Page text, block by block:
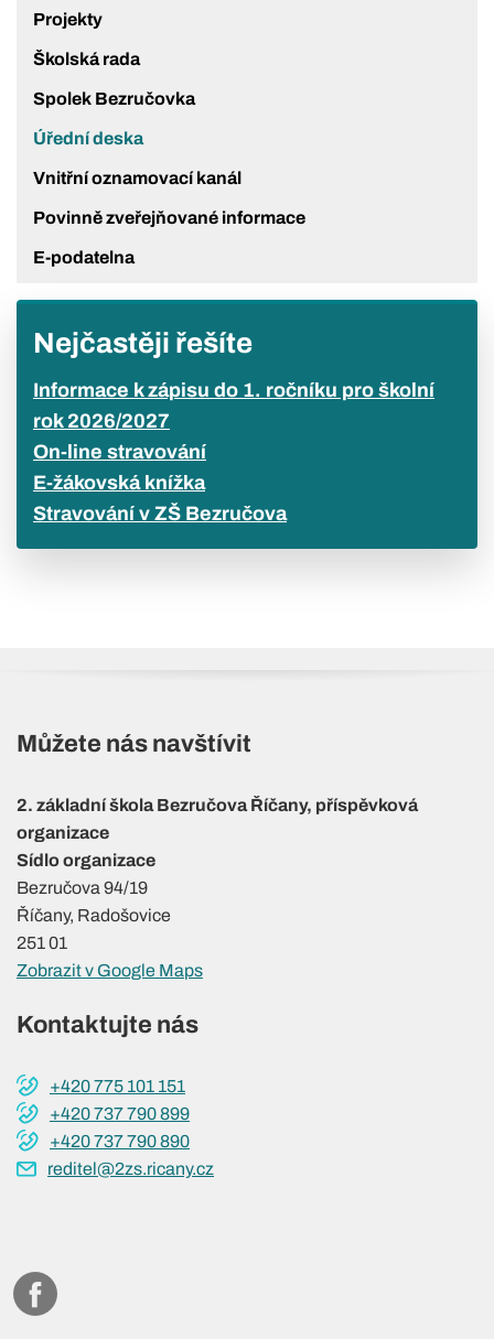
Projekty
Školská rada
Spolek Bezručovka
Úřední deska
Vnitřní oznamovací kanál
Povinně zveřejňované informace
E-podatelna
Nejčastěji řešíte
Informace k zápisu do 1. ročníku pro školní
rok 2026/2027
On-line stravování
E-žákovská knížka
Stravování v ZŠ Bezručova
Můžete nás navštívit
2. základní škola Bezručova Říčany, příspěvková
organizace
Sídlo organizace
Bezručova 94/19
Říčany, Radošovice
251 01
Zobrazit v Google Maps
Kontaktujte nás
+420 775 101 151
+420 737 790 899
+420 737 790 890
reditel@2zs.ricany.cz